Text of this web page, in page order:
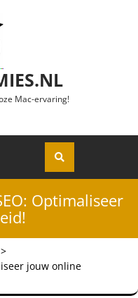
Mac-ervaring!
Optimaliseer
>
jouw online